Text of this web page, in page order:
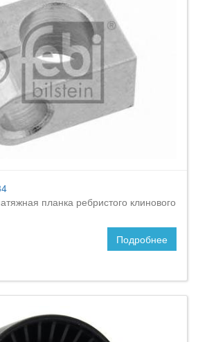
планка ребристого клинового
Подробнее